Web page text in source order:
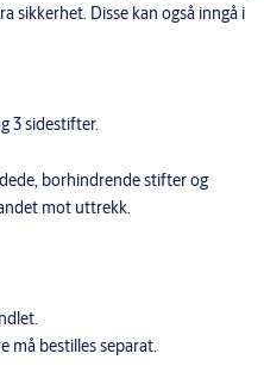
sikkerhet. Disse kan også inngå i
3 sidestifter.
borhindrende stifter og
mot uttrekk.
må bestilles separat.